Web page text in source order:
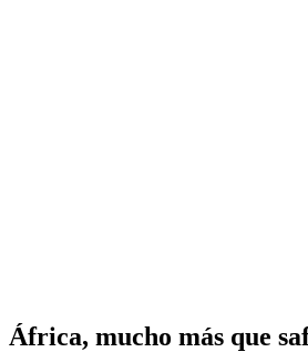
África, mucho más que